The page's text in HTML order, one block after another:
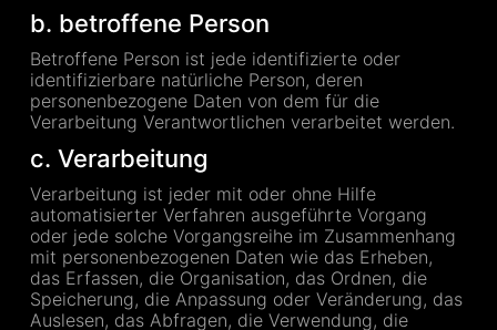
b. betroffene Person
Betroffene Person ist jede identifizierte oder
identifizierbare natürliche Person, deren
personenbezogene Daten von dem für die
Verarbeitung Verantwortlichen verarbeitet werden.
c. Verarbeitung
Verarbeitung ist jeder mit oder ohne Hilfe
automatisierter Verfahren ausgeführte Vorgang
oder jede solche Vorgangsreihe im Zusammenhang
mit personenbezogenen Daten wie das Erheben,
das Erfassen, die Organisation, das Ordnen, die
Speicherung, die Anpassung oder Veränderung, das
Auslesen, das Abfragen, die Verwendung, die